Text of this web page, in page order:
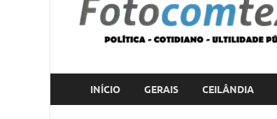
INÍCIO GERAIS CEILÂNDIA